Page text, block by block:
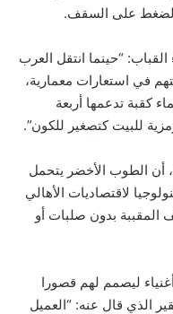
الضغط على السقف.
“حينما انتقل العرب
في استعارات معمارية،
كقبة تدعمها أربعة
للبيت كتصغير للكون”.
أن الطوب الأخضر يتحمل
لاقتصاديات الأهالي
المقببة بدون صلبات أو
ليصمم لهم قصورا
الذي قال عنه: “العميل